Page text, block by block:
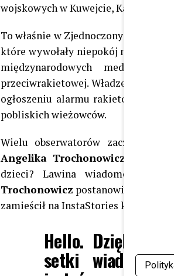
wojskowych w Kuwejcie, Katarze,
To właśnie w Zjednoczonych
które wywołały niepokój na całym
międzynarodowych mediów –
przeciwrakietowej. Władze
ogłoszeniu alarmu rakietowego
pobliskich wieżowców.
Wielu obserwatorów zaczęło
Angelika Trochonowicz
dzieci? Lawina wiadomości od
Trochonowicz postanowił odnieść
zamieścił na InstaStories krótką
Hello.
setki